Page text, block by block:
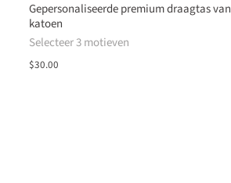
Gepersonaliseerde premium draagtas van
katoen
Selecteer 3 motieven
$30.00